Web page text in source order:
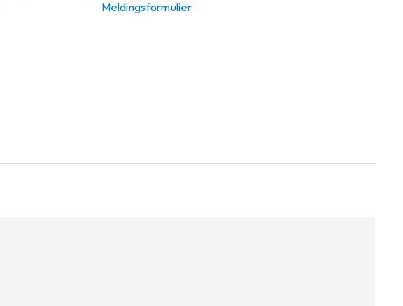
Meldingsformulier